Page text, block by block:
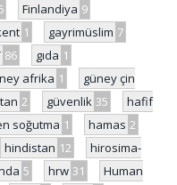
Finlandiya 9
1 gayrimüslim 7
86 gıda 1
afrika 1
güney çin
2 güvenlik 35
hafif
soğutma 1 hamas 2
hindistan 12
hirosima-
5 hrw 31
Human